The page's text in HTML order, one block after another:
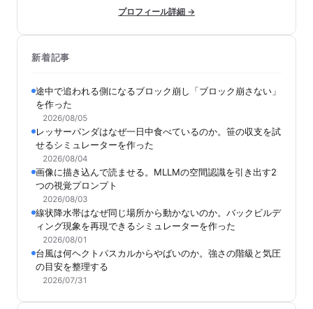
プロフィール詳細 →
新着記事
途中で追われる側になるブロック崩し「ブロック崩さない」
を作った
2026/08/05
レッサーパンダはなぜ一日中食べているのか。笹の収支を試
せるシミュレーターを作った
2026/08/04
画像に描き込んで読ませる。MLLMの空間認識を引き出す2
つの視覚プロンプト
2026/08/03
線状降水帯はなぜ同じ場所から動かないのか。バックビルデ
ィング現象を再現できるシミュレーターを作った
2026/08/01
台風は何ヘクトパスカルからやばいのか。強さの階級と気圧
の目安を整理する
2026/07/31